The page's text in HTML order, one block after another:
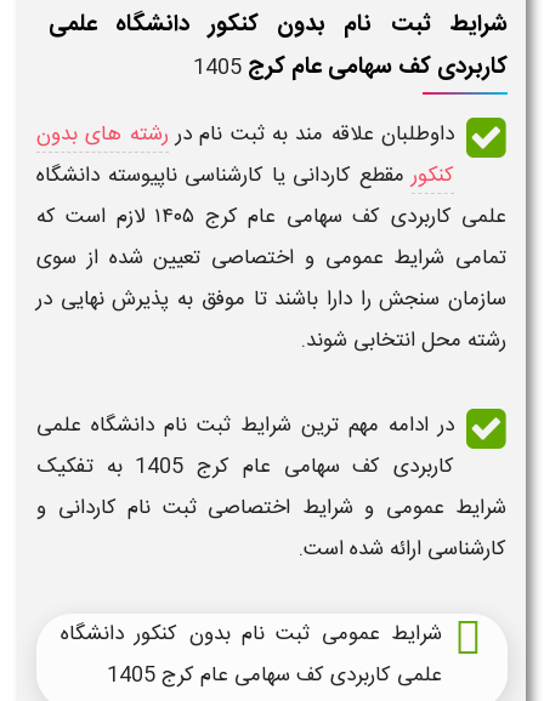
شرایط ثبت نام بدون کنکور دانشگاه علمی
کاربردی کف سهامی عام کرج 1405
داوطلبان علاقه مند به ثبت نام در رشته های بدون
کنکور مقطع کاردانی یا کارشناسی ناپیوسته دانشگاه
علمی کاربردی کف سهامی عام کرج ۱۴۰۵
لازم است که
تمامی شرایط عمومی و اختصاصی تعیین شده از سوی
سازمان سنجش را دارا باشند تا موفق به پذیرش نهایی در
رشته محل انتخابی شوند.
در ادامه مهم ترین شرایط ثبت نام دانشگاه علمی
کاربردیکف سهامی عام کرج 1405 به تفکیک
شرایط عمومی و شرایط اختصاصی ثبت نام کاردانی و
کارشناسی ارائه شده است.
شرایط عمومی ثبت نام بدون کنکور دانشگاه
علمی کاربردی کف سهامی عام کرج1405